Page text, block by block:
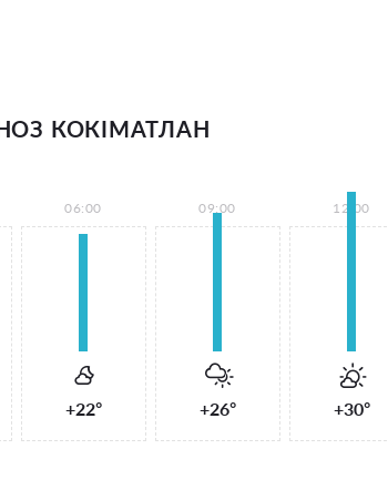
КОКІМАТЛАН
06:00
+22°
09:00
+26°
12:00
+30°